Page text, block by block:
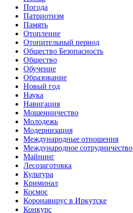
Погода
Патриотизм
Память
Отопление
Отопительный период
Общество Безопасность
Общество
Обучение
Образование
Новый год
Наука
Навигация
Мошенничество
Молодежь
Модернизация
Международные отношения
Международное сотрудничество
Майнинг
Лесозаготовка
Культура
Криминал
Космос
Коронавирус в Иркутске
Конкурс